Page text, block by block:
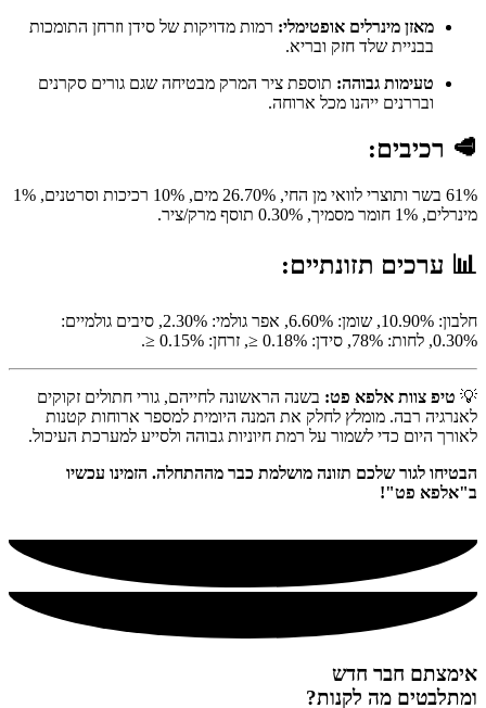
מאזן מינרלים אופטימלי: רמות מדויקות של סידן וזרחן התומכות
בבניית שלד חזק ובריא.
טעימות גבוהה: תוספת ציר המרק מבטיחה שגם גורים סקרנים
ובררנים ייהנו מכל ארוחה.
🥩 רכיבים:
61% בשר ותוצרי לוואי מן החי, 26.70% מים, 10% רכיכות וסרטנים, 1%
מינרלים, 1% חומר מסמיך, 0.30% תוסף מרק/ציר.
📊 ערכים תזונתיים:
חלבון: 10.90%, שומן: 6.60%, אפר גולמי: 2.30%, סיבים גולמיים:
0.30%, לחות: 78%, סידן: 0.18% ≤, זרחן: 0.15% ≤.
💡 טיפ צוות אלפא פט: בשנה הראשונה לחייהם, גורי חתולים זקוקים
לאנרגיה רבה. מומלץ לחלק את המנה היומית למספר ארוחות קטנות
לאורך היום כדי לשמור על רמת חיוניות גבוהה ולסייע למערכת העיכול.
הבטיחו לגור שלכם תזונה מושלמת כבר מההתחלה. הזמינו עכשיו
ב"אלפא פט"!
אימצתם חבר חדש
ומתלבטים מה לקנות?